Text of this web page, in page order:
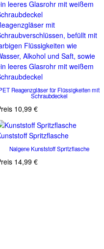
mit
befüllt mit
Flüssigkeiten wie
Alkohol und Saft, sowie
leeres Glasrohr mit weißem
Reagenzgläser für Flüssigkeiten mit
Schraubdeckel
10,99 €
Spritzflasche
Nalgene Kunststoff Spritzflasche
14,99 €